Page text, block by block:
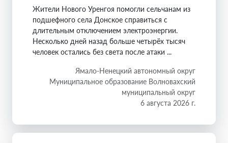
Жители Нового Уренгоя помогли сельчанам из
подшефного села Донское справиться с
длительным отключением электроэнергии.
Несколько дней назад больше четырёх тысяч
человек остались без света после атаки ...
Ямало-Ненецкий автономный округ
Муниципальное образование Волновахский
муниципальный округ
6 августа 2026 г.